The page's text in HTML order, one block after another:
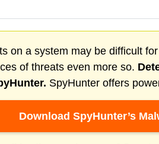
on a system may be difficult
of threats even more so.
SpyHunter offers
Download SpyHunter’s